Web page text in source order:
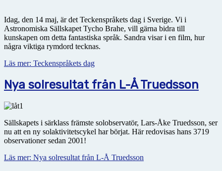
Idag, den 14 maj, är det Teckenspråkets dag i Sverige. Vi i
Astronomiska Sällskapet Tycho Brahe, vill gärna bidra till
kunskapen om detta fantastiska språk. Sandra visar i en film, hur
några viktiga rymdord tecknas.
Läs mer: Teckenspråkets dag
Nya solresultat från L-Å Truedsson
Sällskapets i särklass främste solobservatör, Lars-Åke Truedsson, ser
nu att en ny solaktivitetscykel har börjat. Här redovisas hans 3719
observationer sedan 2001!
Läs mer: Nya solresultat från L-Å Truedsson